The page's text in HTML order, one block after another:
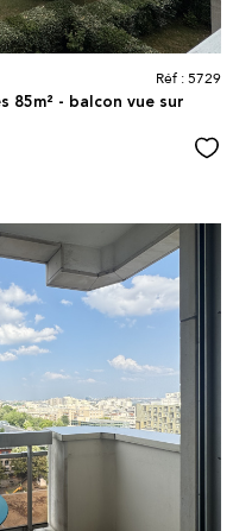
85m² - balcon vue sur
Réf : 5729